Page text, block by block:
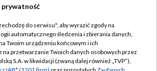
TVP
Regulamin TVP
prywatność
do serwisu", aby wyrazić zgody na
automatycznego śledzenia i zbierania danych,
Twoim urządzeniu końcowym i ich
przetwarzanie Twoich danych osobowych przez
S.A. w likwidacji (zwaną dalej również „TVP”),